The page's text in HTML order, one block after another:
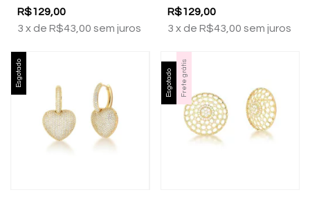
ouro 18k
R$129,00
3 x de R$43,00 sem juros
banhado a ouro 18k
R$129,00
3 x de R$43,00 sem juros
Esgotado Esgotado Frete grátis